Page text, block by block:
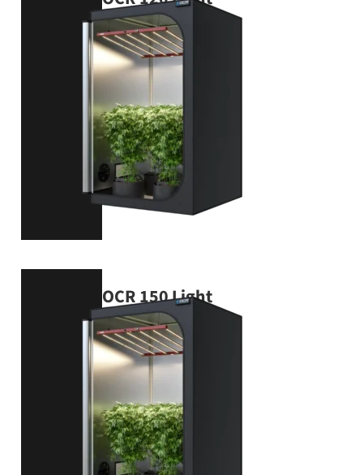
120 × 120 × 200 cm
VIEW PRODUCT
OCR 150 Light
150 × 150 × 200 cm
VIEW PRODUCT